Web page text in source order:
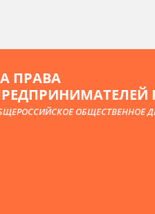
ПРАВА
ОБЩЕСТВЕННОЕ